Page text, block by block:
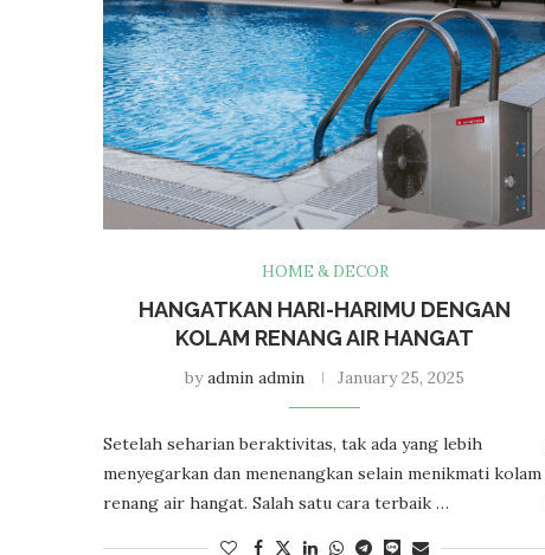
HOME & DECOR
HANGATKAN HARI-HARIMU DENGAN
KOLAM RENANG AIR HANGAT
byadmin admin January 25, 2025
Setelah seharian beraktivitas, tak ada yang lebih
menyegarkan dan menenangkan selain menikmati kolam
renang air hangat. Salah satu cara terbaik …